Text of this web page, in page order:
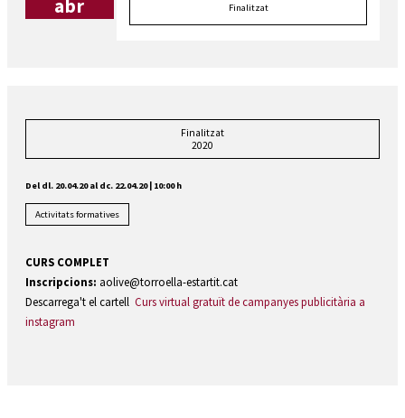
abr Finalitzat
Finalitzat
2020
Del dl. 20.04.20al dc. 22.04.20| 10:00 h
Activitats formatives
CURS COMPLET
Inscripcions: aolive@torroella-estartit.cat
Descarrega't el cartell Curs virtual gratuït de campanyes publicitària a
instagram